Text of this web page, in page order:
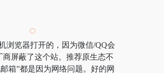
浏览器打开的，因为微信/QQ会
屏蔽了这个站。推荐原生态不
箱”都是因为网络问题。好的网